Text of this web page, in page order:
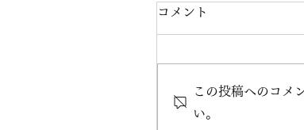
スタッフ募集のお知
正社員、およびアル
フを募集しておりま
造業務とも）。 四季
な生菓子・干菓子や
コメント
この投稿へのコメ
い。